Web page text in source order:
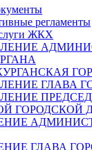
регламенты
ЖКХ
ГЛАВА
ГОРОДСКОЙ
ГЛАВА